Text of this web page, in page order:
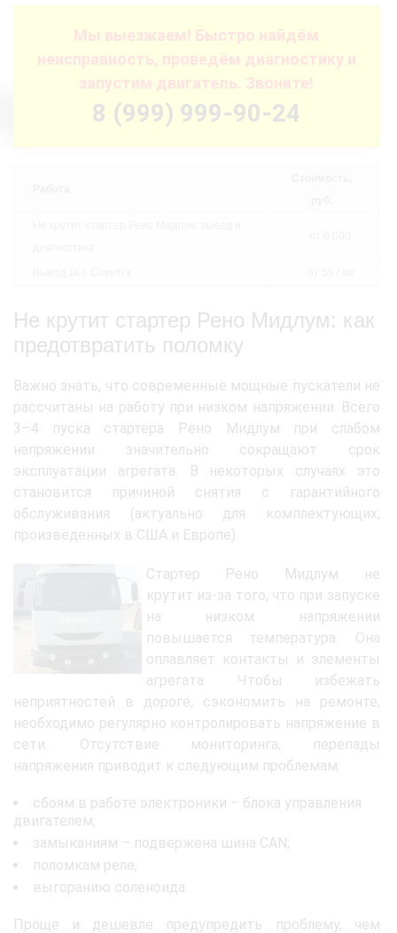
Мы выезжаем! Быстро найдём
неисправность, проведём диагностику и
запустим двигатель. Звоните!
8 (999) 999-90-24
Не крутит стартер Рено Мидлум: как
предотвратить поломку
Важно знать, что современные мощные пускатели не
рассчитаны на работу при низком напряжении. Всего
3–4 пуска стартера Рено Мидлум при слабом
напряжении значительно сокращают срок
эксплуатации агрегата. В некоторых случаях это
становится причиной снятия с гарантийного
обслуживания (актуально для комплектующих,
произведенных в США и Европе).
Стартер Рено Мидлум не
крутит из-за того, что при запуске
на низком напряжении
повышается температура. Она
оплавляет контакты и элементы
агрегата. Чтобы избежать
неприятностей в дороге, сэкономить на ремонте,
необходимо регулярно контролировать напряжение в
сети. Отсутствие мониторинга, перепады
напряжения приводит к следующим проблемам:
сбоям в работе электроники – блока управления
двигателем;
замыканиям – подвержена шина CAN;
поломкам реле;
выгоранию соленоида.
Проще и дешевле предупредить проблему, чем